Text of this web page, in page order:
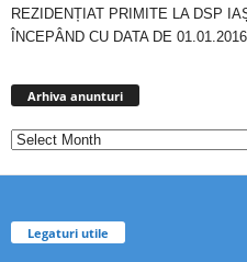
REZIDENȚIAT PRIMITE LA DSP
ÎNCEPÂND CU DATA DE 01.01.2016
Arhiva anunturi
Legaturi utile